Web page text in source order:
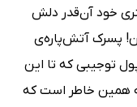
خود آن‌قدر دلش
پسرک آتش‌پاره‌ی
توجیبی که تا این
به همین خاطر است که